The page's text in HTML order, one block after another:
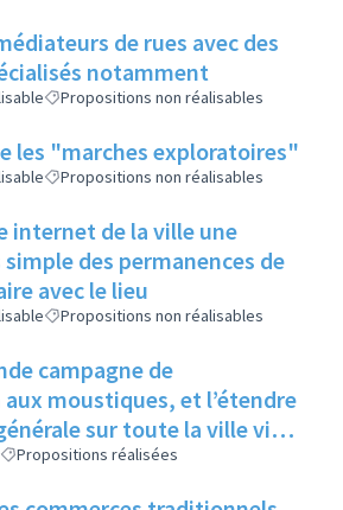
de rues avec des
notamment
Propositions non réalisables
les "marches exploratoires"
Propositions non réalisables
internet de la ville une
des permanences de
avec le lieu
Propositions non réalisables
campagne de
moustiques, et l’étendre
sur toute la ville via
et canaux de diffusion
Propositions réalisées